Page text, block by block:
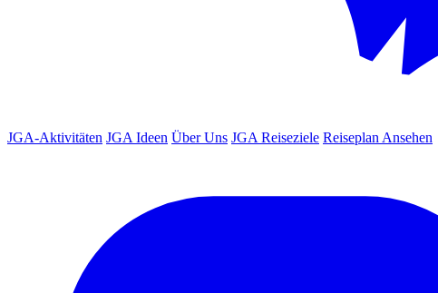
JGA-Aktivitäten JGA Ideen Über Uns JGA Reiseziele Reiseplan Ansehen